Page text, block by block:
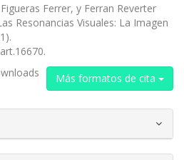
Ferrer, y Ferran Reverter
Resonancias Visuales: La Imagen
Más formatos de cita